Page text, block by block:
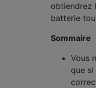
obtiendrez
batterie
Sommaire
Vous
que